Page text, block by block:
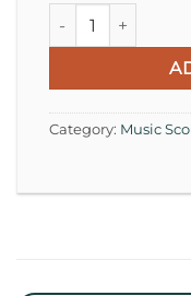
3 Pitches, 11
Category: Music